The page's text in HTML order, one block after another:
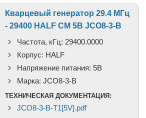
Кварцевый генератор 29.4 МГц
- 29400 HALF CM 5В JCO8-3-B
Частота, кГц: 29400.0000
Корпус: HALF
Напряжение питания: 5В
Марка: JCO8-3-B
ТЕХНИЧЕСКАЯ ДОКУМЕНТАЦИЯ:
JCO8-3-B-T1[5V].pdf